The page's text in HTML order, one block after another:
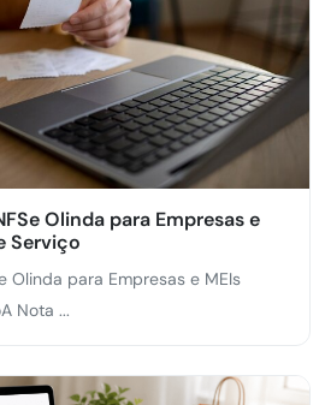
Olinda para Empresas e
Serviço
Olinda para Empresas e MEIs
Nota ...